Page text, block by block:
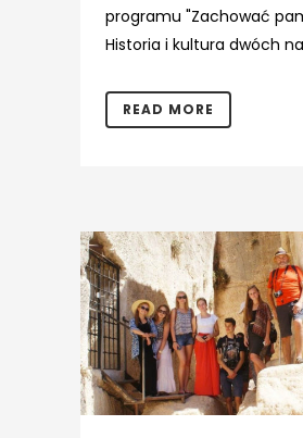
programu "Zachować
Historia i kultura dwóch
READ MORE